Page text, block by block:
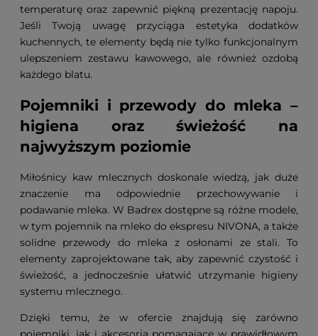
temperaturę oraz zapewnić piękną prezentację napoju.
Jeśli Twoją uwagę przyciąga estetyka dodatków
kuchennych, te elementy będą nie tylko funkcjonalnym
ulepszeniem zestawu kawowego, ale również ozdobą
każdego blatu.
Pojemniki i przewody do mleka –
higiena oraz świeżość na
najwyższym poziomie
Miłośnicy kaw mlecznych doskonale wiedzą, jak duże
znaczenie ma odpowiednie przechowywanie i
podawanie mleka. W Badrex dostępne są różne modele,
w tym pojemnik na mleko do ekspresu NIVONA, a także
solidne przewody do mleka z osłonami ze stali. To
elementy zaprojektowane tak, aby zapewnić czystość i
świeżość, a jednocześnie ułatwić utrzymanie higieny
systemu mlecznego.
Dzięki temu, że w ofercie znajdują się zarówno